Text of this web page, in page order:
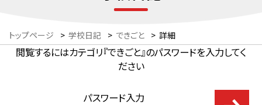
トップページ > 学校日記 > できごと > 詳細
閲覧するにはカテゴリ『できごと』のパスワードを入力してく
ださい
パスワード入力